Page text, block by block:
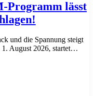
Programm lässt
und die Spannung steigt
1. August 2026, startet…